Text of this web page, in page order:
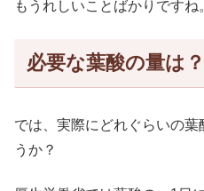
もうれしいことばかりですね
必要な葉酸の量は？
では、実際にどれぐらいの
うか？